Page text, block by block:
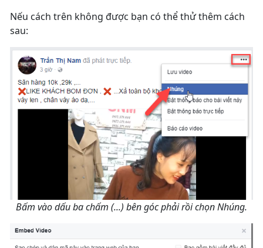
Nếu cách trên không được bạn có thể thử thêm cách
sau:
Bấm vào dấu ba chấm (...) bên góc phải rồi chọn Nhúng.